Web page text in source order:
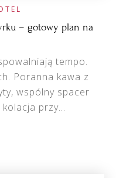
– gotowy plan na
tempo.
Poranna kawa z
wspólny spacer
przy...